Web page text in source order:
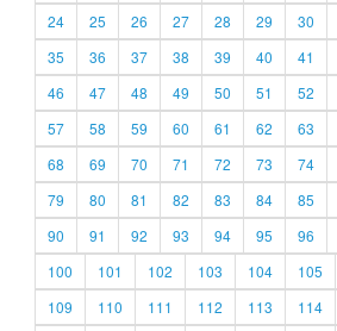
24
25 26 27 28 29 30
35
36 37 38 39 40 41
46
47 48 49 50 51 52
57
58 59 60 61 62 63
68
69 70 71 72 73 74
79
80 81 82 83 84 85
90
91 92 93 94 95 96
100
101 102 103 104 105
109
110 111 112 113 114